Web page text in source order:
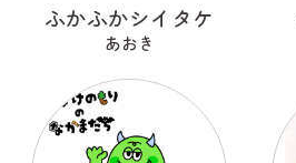
ふかふかシイタケ
あおき